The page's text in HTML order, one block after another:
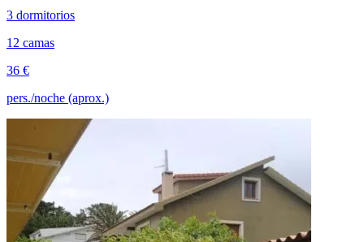
3 dormitorios
12 camas
36 €
pers./noche (aprox.)